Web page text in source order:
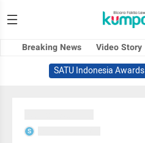
Breaking News Video Story
SATU Indonesia Awards
S